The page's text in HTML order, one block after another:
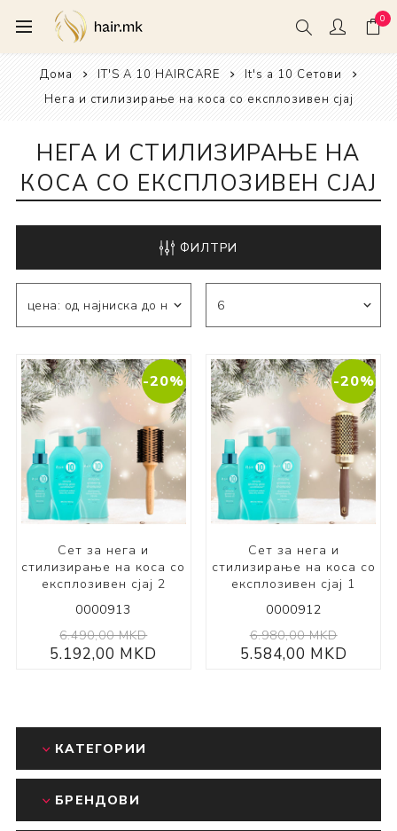
0
Дома IT'S A 10 HAIRCARE
It's a 10 Сетови
Нега и стилизирање на коса со експлозивен сјај
НЕГА И СТИЛИЗИРАЊЕ НА
КОСА СО ЕКСПЛОЗИВЕН СЈАЈ
ФИЛТРИ
-20%
Сет за нега и
стилизирање на коса со
експлозивен сјај 2
0000913
6.490,00 MKD
5.192,00 MKD
-20%
Сет за нега и
стилизирање на коса со
експлозивен сјај 1
0000912
6.980,00 MKD
5.584,00 MKD
КАТЕГОРИИ
БРЕНДОВИ